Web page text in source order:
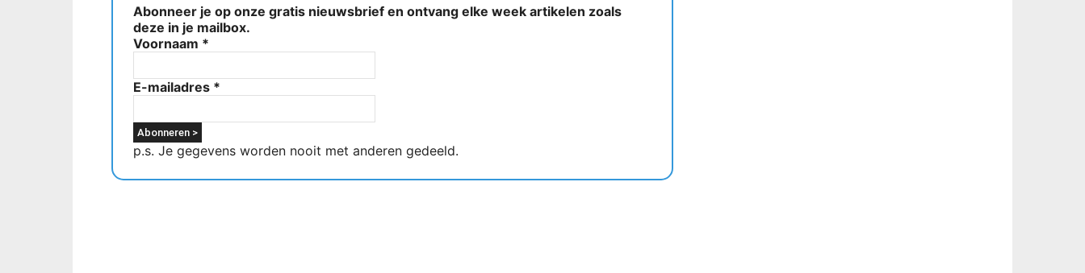
Abonneer je op onze gratis nieuwsbrief en ontvang elke week artikelen zoals
deze in je mailbox.
Voornaam *
E-mailadres *
p.s. Je gegevens worden nooit met anderen gedeeld.